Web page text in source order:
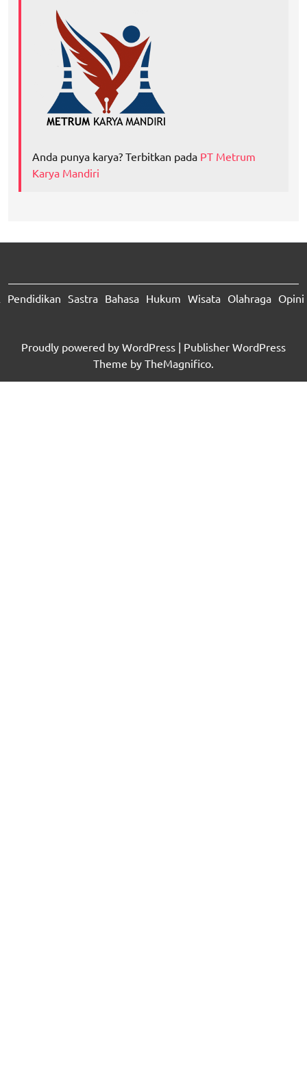
Anda punya karya? Terbitkan pada PT Metrum
Karya Mandiri
Pendidikan Sastra Bahasa Hukum Wisata Olahraga Opini
Proudly powered by WordPress | Publisher WordPress
Theme by TheMagnifico.